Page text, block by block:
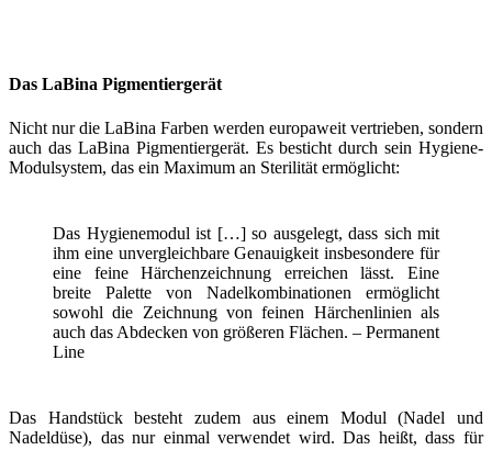
Das LaBina Pigmentiergerät
Nicht nur die LaBina Farben werden europaweit vertrieben, sondern
auch das LaBina Pigmentiergerät. Es besticht durch sein Hygiene-
Modulsystem, das ein Maximum an Sterilität ermöglicht:
Das Hygienemodul ist […] so ausgelegt, dass sich mit
ihm eine unvergleichbare Genauigkeit insbesondere für
eine feine Härchenzeichnung erreichen lässt. Eine
breite Palette von Nadelkombinationen ermöglicht
sowohl die Zeichnung von feinen Härchenlinien als
auch das Abdecken von größeren Flächen. – Permanent
Line
Das Handstück besteht zudem aus einem Modul (Nadel und
Nadeldüse), das nur einmal verwendet wird. Das heißt, dass für